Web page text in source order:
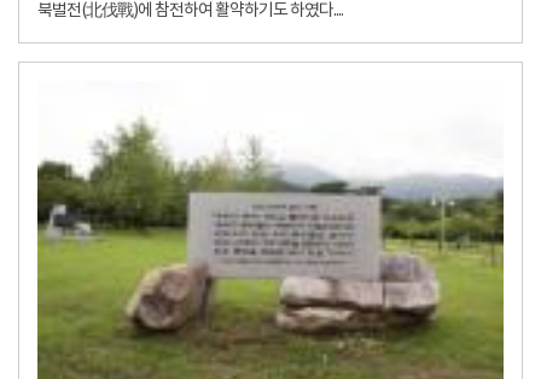
북벌전(北伐戰)에 참전하여 활약하기도 하였다....